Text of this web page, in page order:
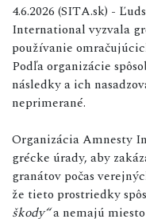
4.6.2026 (SITA.sk) -
International vyzvala
používanie
Podľa organizácie
následky a ich
neprimerané.
Organizácia Amnesty
grécke úrady, aby
granátov počas
že tieto prostriedky
škody“a nemajú